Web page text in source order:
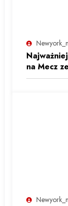
na Mecz
Trybunach